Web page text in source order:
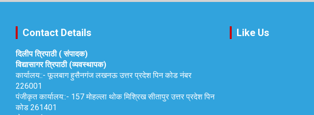
Contact Details
दिलीप त्रिपाठी ( संपादक)
विद्यासागर त्रिपाठी (व्यवस्थापक)
कार्यालय::-फूलबाग हुसैनगंज लखनऊ उत्तर प्रदेश पिन कोड नंबर
226001
पंजीकृत कार्यालय::- 157 मोहल्ला थोक मिश्रिख सीतापुर उत्तर प्रदेश पिन
कोड 261401
Like Us